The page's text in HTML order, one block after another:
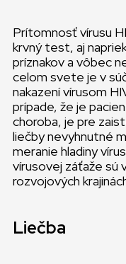
Prítomnosť vírusu
krvný test, aj
príznakov a vôbec
celom svete je v
nakazení vírusom
prípade, že je
choroba, je pre
liečby nevyhnutné
meranie hladiny
vírusovej záťaže sú
rozvojových
Liečba